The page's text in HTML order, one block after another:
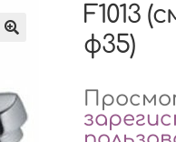
F1013
ф35)